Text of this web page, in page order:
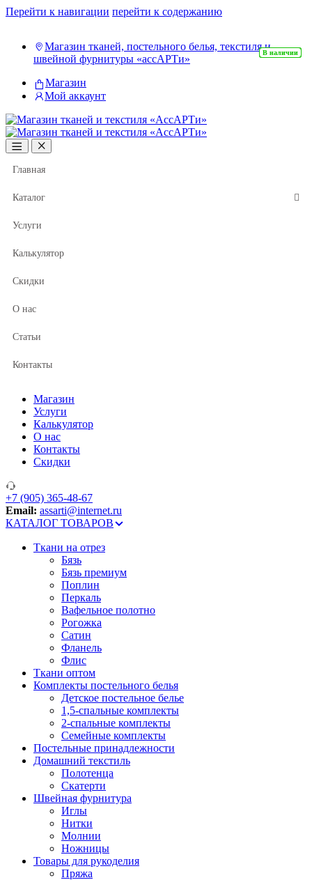
Перейти к навигации перейти к содержанию
Магазин тканей, постельного белья, текстиля и
швейной фурнитуры «ассАРТи»
Магазин
Мой аккаунт
Главная
Каталог
Услуги
Калькулятор
Скидки
О нас
Статьи
Контакты
Магазин
Услуги
Калькулятор
О нас
Контакты
Скидки
+7 (905) 365-48-67
Email: assarti@internet.ru
КАТАЛОГ ТОВАРОВ
Ткани на отрез
Бязь
Бязь премиум
Поплин
Перкаль
Вафельное полотно
Рогожка
Сатин
Фланель
Флис
Ткани оптом
Комплекты постельного белья
Детское постельное белье
1,5-спальные комплекты
2-спальные комплекты
Семейные комплекты
Постельные принадлежности
Домашний текстиль
Полотенца
Скатерти
Швейная фурнитура
Иглы
Нитки
Молнии
Ножницы
Товары для рукоделия
Пряжа
В наличии
В наличии
В наличии
В наличии
В наличии
В наличии
В наличии
В наличии
В наличии
В наличии
В наличии
В наличии